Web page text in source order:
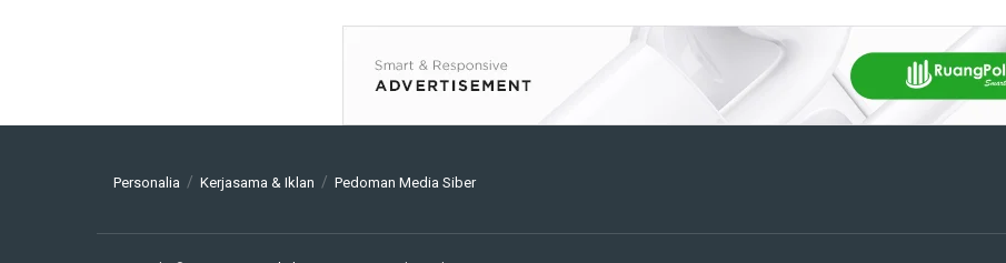
Personalia Kerjasama & Iklan Pedoman Media Siber